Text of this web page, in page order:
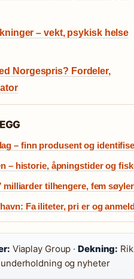
– vekt, psykisk helse
Norgespris? Fordeler,
– finn produsent og
– historie, åpningstider og
milliarder tilhengere, fem
Fa iliteter, pri er og
Viaplay Group ·Dekning:
og nyheter